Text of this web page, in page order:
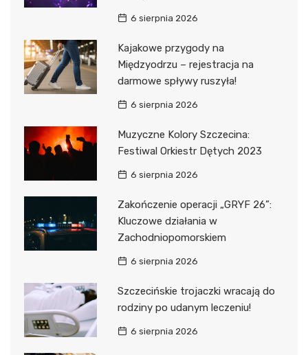
6 sierpnia 2026
Kajakowe przygody na
Międzyodrzu – rejestracja na
darmowe spływy ruszyła!
6 sierpnia 2026
Muzyczne Kolory Szczecina:
Festiwal Orkiestr Dętych 2023
6 sierpnia 2026
Zakończenie operacji „GRYF 26”:
Kluczowe działania w
Zachodniopomorskiem
6 sierpnia 2026
Szczecińskie trojaczki wracają do
rodziny po udanym leczeniu!
6 sierpnia 2026